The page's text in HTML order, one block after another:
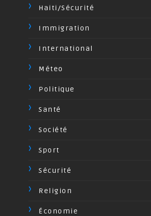
Haiti/Sécurité
Immigration
International
Méteo
Politique
Santé
Société
Sport
Sécurité
Religion
Économie